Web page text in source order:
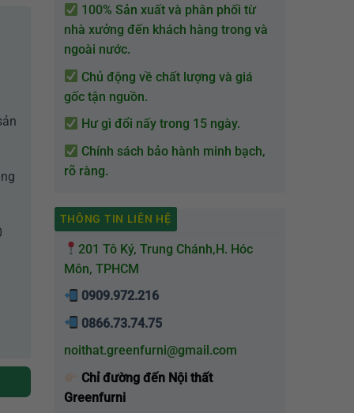
100% Sản xuất và phân phối từ
nhà xưởng đến khách hàng trong và
ngoài nước.
Chủ động về chất lượng và giá
gốc tận nguồn.
Hư gì đổi nấy trong 15 ngày.
Chính sách bảo hành minh bạch,
rõ ràng.
THÔNG TIN LIÊN HỆ
201 Tô Ký, Trung Chánh,H. Hóc
Môn, TPHCM
0909.972.216
0866.73.74.75
noithat.greenfurni@gmail.com
Chỉ đường đến Nội thất
Greenfurni